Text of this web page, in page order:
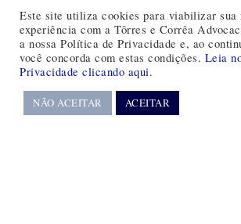
Este site utiliza cookies para viabilizar sua
experiência com a Tôrres e Corrêa
a nossa Política de Privacidade e, ao
você concorda com estas condições. Leia
Privacidade clicando aqui.
NÃO ACEITAR ACEITAR